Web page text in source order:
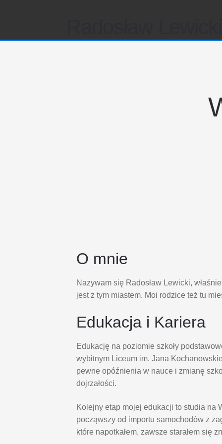
O mnie
Nazywam się Radosław Lewicki,
jest z tym miastem. Moi rodzice też tu
Edukacja i Kariera
Edukację na poziomie szkoły
wybitnym Liceum im. Jana
pewne opóźnienia w nauce i zmianę
dojrzałości.
Kolejny etap mojej edukacji to studia na
począwszy od importu samochodów z
które napotkałem, zawsze starałem się